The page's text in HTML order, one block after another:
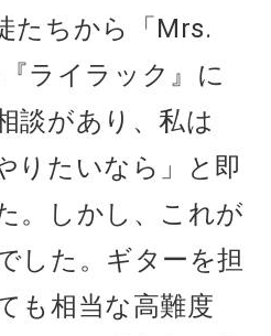
たちから「 Mrs.
ライラック』に
談があり、私は
りたいなら」と即
。しかし、これが
した。ギターを担
も相当な高難度